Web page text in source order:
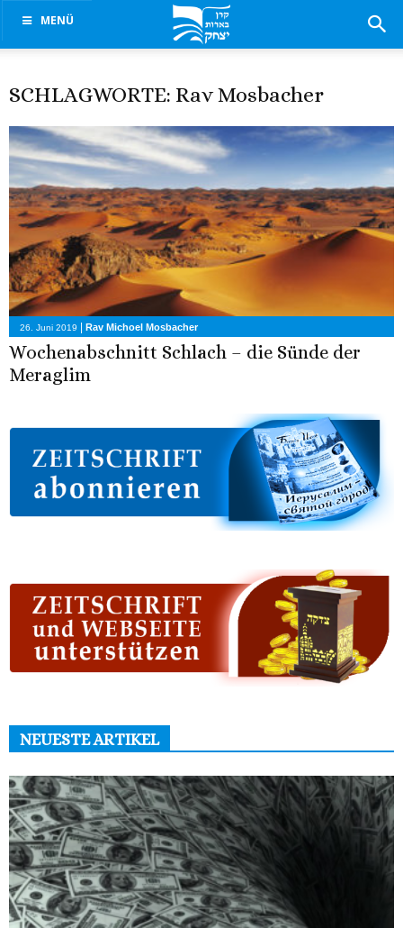
MENÜ
SCHLAGWORTE: Rav Mosbacher
26. Juni 2019 Rav Michoel Mosbacher
Wochenabschnitt Schlach – die Sünde der
Meraglim
NEUESTE ARTIKEL